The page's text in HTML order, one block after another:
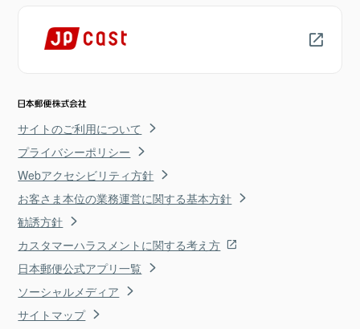
サイトのご利用について
プライバシーポリシー
Webアクセシビリティ方針
お客さま本位の業務運営に関する基本方針
勧誘方針
カスタマーハラスメントに関する考え方
日本郵便公式アプリ一覧
ソーシャルメディア
サイトマップ